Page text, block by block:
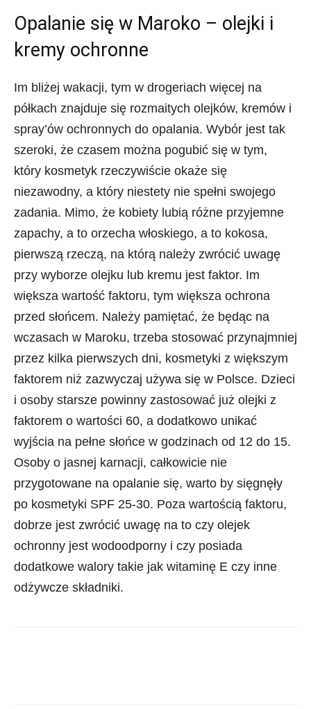
Opalanie się w Maroko – olejki i
kremy ochronne
Im bliżej wakacji, tym w drogeriach więcej na
półkach znajduje się rozmaitych olejków, kremów i
spray’ów ochronnych do opalania. Wybór jest tak
szeroki, że czasem można pogubić się w tym,
który kosmetyk rzeczywiście okaże się
niezawodny, a który niestety nie spełni swojego
zadania. Mimo, że kobiety lubią różne przyjemne
zapachy, a to orzecha włoskiego, a to kokosa,
pierwszą rzeczą, na którą należy zwrócić uwagę
przy wyborze olejku lub kremu jest faktor. Im
większa wartość faktoru, tym większa ochrona
przed słońcem. Należy pamiętać, że będąc na
wczasach w Maroku, trzeba stosować przynajmniej
przez kilka pierwszych dni, kosmetyki z większym
faktorem niż zazwyczaj używa się w Polsce. Dzieci
i osoby starsze powinny zastosować już olejki z
faktorem o wartości 60, a dodatkowo unikać
wyjścia na pełne słońce w godzinach od 12 do 15.
Osoby o jasnej karnacji, całkowicie nie
przygotowane na opalanie się, warto by sięgnęły
po kosmetyki SPF 25-30. Poza wartością faktoru,
dobrze jest zwrócić uwagę na to czy olejek
ochronny jest wodoodporny i czy posiada
dodatkowe walory takie jak witaminę E czy inne
odżywcze składniki.